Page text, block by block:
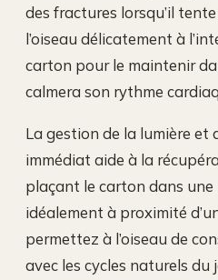
des fractures lorsqu’il
l’oiseau délicatement à
carton pour le maintenir
calmera son rythme
La gestion de la lumière et
immédiat aide à la
plaçant le carton dans une
idéalement à proximité
permettez à l’oiseau de
avec les cycles naturels du